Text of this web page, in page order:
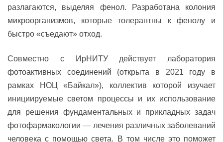
разлагаются, выделяя фенол. Разработана колония
микроорганизмов, которые толерантны к фенолу и
быстро «съедают» отход.
Совместно с ИрНИТУ действует лаборатория
фотоактивных соединений (открыта в 2021 году в
рамках НОЦ «Байкал»), коллектив которой изучает
инициируемые светом процессы и их использование
для решения фундаментальных и прикладных задач
фотофармакологии — лечения различных заболеваний
человека с помощью света. В том числе это поможет